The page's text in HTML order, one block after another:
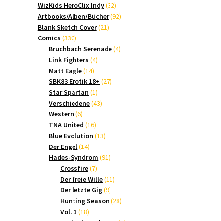
Produkte
WizKids HeroClix Indy 3232
Produkte
Artbooks/Alben/Bücher 9292
Blank Sketch Cover 2121
Comics 330330
Produkte
Bruchbach Serenade 44
Link Fighters 44
Matt Eagle 1414
Produkte
SBK83 Erotik 18+ 2727
Star Spartan 11
Produkt
Verschiedene 4343
Western 66
Produkte
TNA United 1616
Produkte
Blue Evolution 1313
Der Engel 1414
Produkte
Hades-Syndrom 9191
Crossfire 77
Produkte
Der freie Wille 1111
Der letzte Gig 99
Produkte
Hunting Season 2828
Vol. 1 1818